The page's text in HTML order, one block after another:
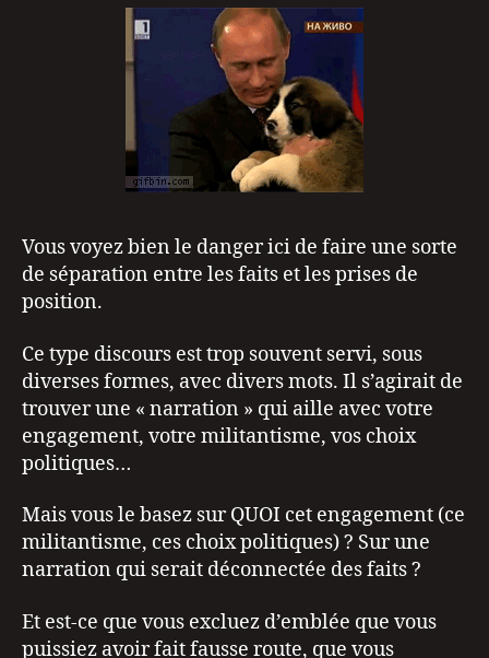
Vous voyez bien le danger ici de faire une sorte
de séparation entre les faits et les prises de
position.
Ce type discours est trop souvent servi, sous
diverses formes, avec divers mots. Il s’agirait de
trouver une « narration » qui aille avec votre
engagement, votre militantisme, vos choix
politiques…
Mais vous le basez sur QUOI cet engagement (ce
militantisme, ces choix politiques) ? Sur une
narration qui serait déconnectée des faits ?
Et est-ce que vous excluez d’emblée que vous
puissiez avoir fait fausse route, que vous